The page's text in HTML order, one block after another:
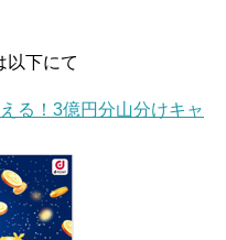
以下にて
る！3億円分山分けキャ